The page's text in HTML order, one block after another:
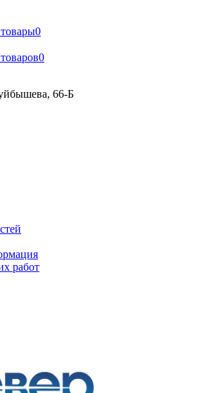
0
0
66-Б
работ